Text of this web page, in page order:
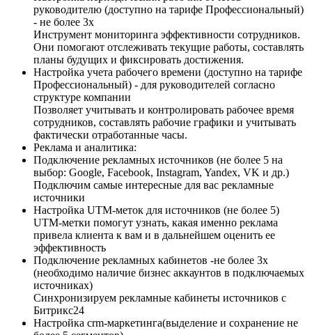
руководителю (доступно на тарифе Профессиональный)
- не более 3х
Инструмент мониторинга эффективности сотрудников.
Они помогают отслеживать текущие работы, составлять
планы будущих и фиксировать достижения.
Настройка учета рабочего времени (доступно на тарифе
Профессиональный) - для руководителей согласно
структуре компании
Позволяет учитывать и контролировать рабочее время
сотрудников, составлять рабочие графики и учитывать
фактически отработанные часы.
Реклама и аналитика:
Подключение рекламных источников (не более 5 на
выбор: Google, Facebook, Instagram, Yandex, VK и др.)
Подключим самые интересные для вас рекламные
источники
Настройка UTM-меток для источников (не более 5)
UTM-метки помогут узнать, какая именно реклама
привела клиента к вам и в дальнейшем оценить ее
эффективность
Подключение рекламных кабинетов​​ -не более 3х
(необходимо наличие бизнес аккаунтов в подключаемых
источниках)
Синхронизируем рекламные кабинеты источников с
Битрикс24
Настройка crm-маркетинга(выделение и сохранение не